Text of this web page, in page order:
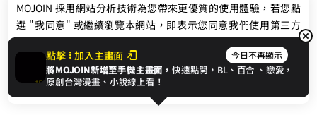
聯絡我們
© 2024 gamania Digital Entertainment Co., Ltd.
點擊 加入主畫面 今日不再顯示
將MOJOIN新增至手機主畫面，快速點開，BL、 百合 、戀愛，
原創台灣漫畫、小說線上看！
MOJOIN 採用網站分析技術為您帶來更優質的使用體驗，若您點
選 "我同意" 或繼續瀏覽本網站，即表示您同意我們使用第三方
Cookie，欲瞭解更多資訊請見隱私權政策。
我同意